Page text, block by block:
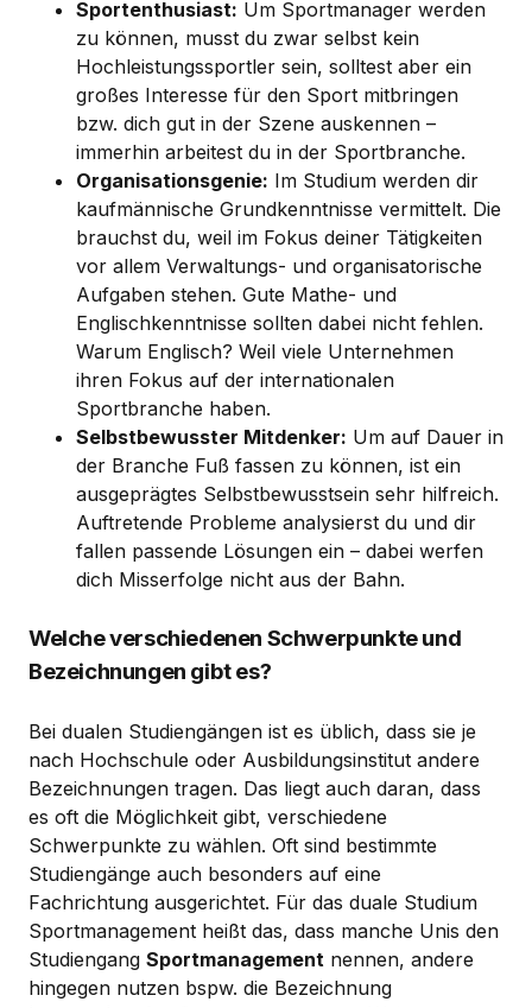
Sportenthusiast: Um Sportmanager werden
zu können, musst du zwar selbst kein
Hochleistungssportler sein, solltest aber ein
großes Interesse für den Sport mitbringen
bzw. dich gut in der Szene auskennen –
immerhin arbeitest du in der Sportbranche.
Organisationsgenie: Im Studium werden dir
kaufmännische Grundkenntnisse vermittelt. Die
brauchst du, weil im Fokus deiner Tätigkeiten
vor allem Verwaltungs- und organisatorische
Aufgaben stehen. Gute Mathe- und
Englischkenntnisse sollten dabei nicht fehlen.
Warum Englisch? Weil viele Unternehmen
ihren Fokus auf der internationalen
Sportbranche haben.
Selbstbewusster Mitdenker: Um auf Dauer in
der Branche Fuß fassen zu können, ist ein
ausgeprägtes Selbstbewusstsein sehr hilfreich.
Auftretende Probleme analysierst du und dir
fallen passende Lösungen ein – dabei werfen
dich Misserfolge nicht aus der Bahn.
Welche verschiedenen Schwerpunkte und
Bezeichnungen gibt es?
Bei dualen Studiengängen ist es üblich, dass sie je
nach Hochschule oder Ausbildungsinstitut andere
Bezeichnungen tragen. Das liegt auch daran, dass
es oft die Möglichkeit gibt, verschiedene
Schwerpunkte zu wählen. Oft sind bestimmte
Studiengänge auch besonders auf eine
Fachrichtung ausgerichtet. Für das duale Studium
Sportmanagement heißt das, dass manche Unis den
Studiengang Sportmanagement nennen, andere
hingegen nutzen bspw. die Bezeichnung